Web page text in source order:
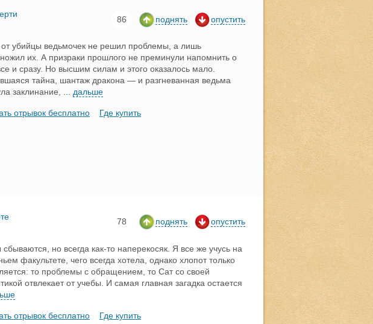
86 поднять опустить
от убийцы ведьмочек не решил проблемы, а лишь
их. А призраки прошлого не преминули напомнить о
и сразу. Но высшим силам и этого оказалось мало.
тайна, шантаж дракона — и разгневанная ведьма
заклинание,
дальше
отрывок бесплатно Где купить
78 поднять опустить
но всегда как-то наперекосяк. Я все же учусь на
факультете, чего всегда хотела, однако хлопот только
то проблемы с обращением, то Сат со своей
отвлекает от учебы. И самая главная загадка остается
отрывок бесплатно Где купить